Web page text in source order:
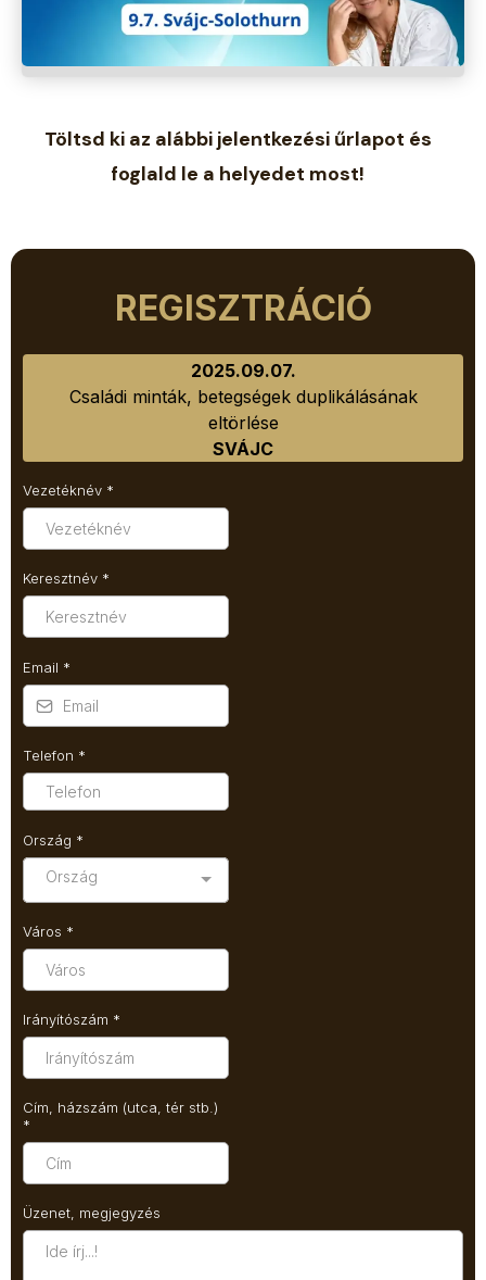
Töltsd ki az alábbi jelentkezési űrlapot és
foglald le a helyedet most!
REGISZTRÁCIÓ
2025.09.07.
Családi minták, betegségek duplikálásának
eltörlése
SVÁJC
Vezetéknév *
Keresztnév *
Email *
Telefon *
Ország *
Ország
Város *
Irányítószám *
Cím, házszám (utca, tér stb.)
*
Üzenet, megjegyzés